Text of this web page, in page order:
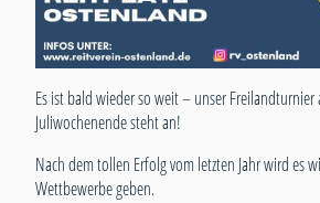
Es ist bald wieder so weit – unser Freilandturnier
Juliwochenende steht an!
Nach dem tollen Erfolg vom letzten Jahr wird es
Wettbewerbe geben.